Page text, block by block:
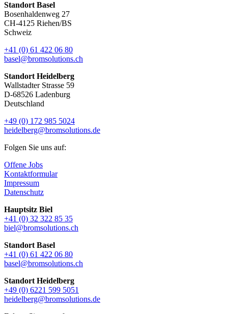
Standort Basel
Bosenhaldenweg 27
CH-4125 Riehen/BS
Schweiz
+41 (0) 61 422 06 80
basel@bromsolutions.ch
Standort Heidelberg
Wallstadter Strasse 59
D-68526 Ladenburg
Deutschland
+49 (0) 172 985 5024
heidelberg@bromsolutions.de
Folgen Sie uns auf:
Offene Jobs
Kontaktformular
Impressum
Datenschutz
Hauptsitz Biel
+41 (0) 32 322 85 35
biel@bromsolutions.ch
Standort Basel
+41 (0) 61 422 06 80
basel@bromsolutions.ch
Standort Heidelberg
+49 (0) 6221 599 5051
heidelberg@bromsolutions.de